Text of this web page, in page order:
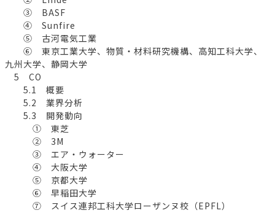
③ BASF
④ Sunfire
⑤ 古河電気工業
⑥ 東京工業大学、物質・材料研究機構、高知工科大学、
九州大学、静岡大学
5 CO
5.1 概要
5.2 業界分析
5.3 開発動向
① 東芝
② 3M
③ エア・ウォーター
④ 大阪大学
⑤ 京都大学
⑥ 早稲田大学
⑦ スイス連邦工科大学ローザンヌ校（EPFL）